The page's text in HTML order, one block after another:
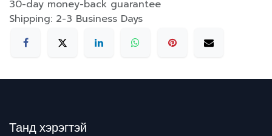
30-day money-back guarantee
Shipping: 2-3 Business Days
Танд хэрэгтэй